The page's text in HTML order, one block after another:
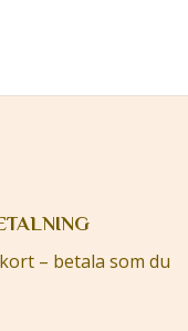
– betala som du